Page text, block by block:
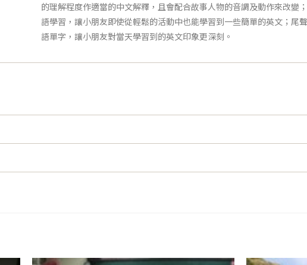
的理解程度作適當的中文解釋，且會配合故事人物的音調及動作來改變
語學習，讓小朋友即使從輕鬆的活動中也能學習到一些簡單的英文；尾
語單字，讓小朋友對當天學習到的英文印象更深刻。